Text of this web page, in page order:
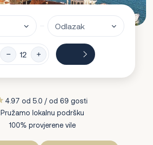
4.97 od 5.0 / od 69 gosti
Pružamo lokalnu podršku
100% provjerene vile